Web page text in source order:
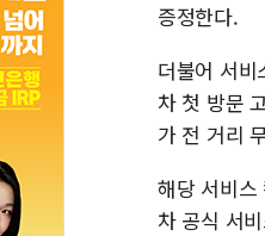
증정한다.
더불어 서
차 첫 방문
가 전 거리
해당 서비
차 공식 서